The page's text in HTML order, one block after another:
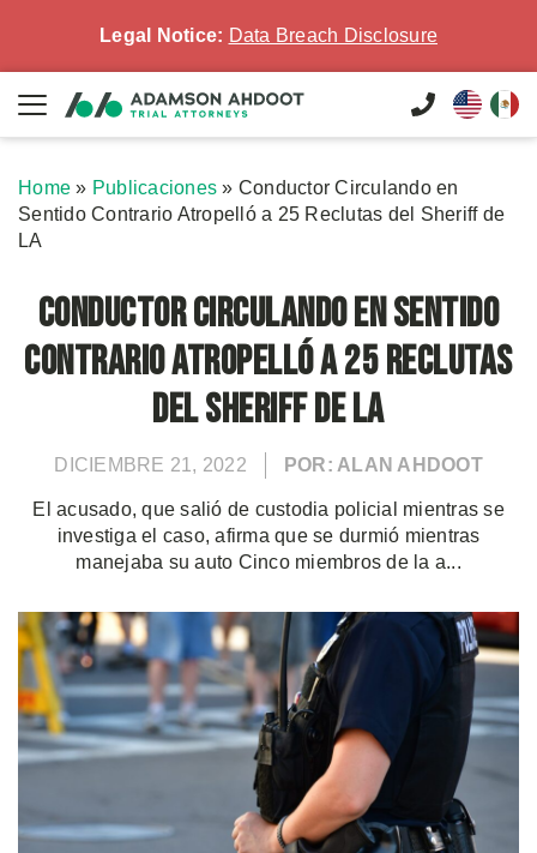
Legal Notice: Data Breach Disclosure
Home » Publicaciones » Conductor Circulando en
Sentido Contrario Atropelló a 25 Reclutas del Sheriff de
LA
Conductor Circulando en Sentido
Contrario Atropelló a 25 Reclutas
del Sheriff de LA
DICIEMBRE 21, 2022 POR: ALAN AHDOOT
El acusado, que salió de custodia policial mientras se
investiga el caso, afirma que se durmió mientras
manejaba su auto Cinco miembros de la a...